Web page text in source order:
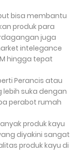
bisa membantu
produk para
juga
intelegance
hingga tepat
Perancis atau
suka dengan
perabot rumah
produk kayu
diyakini sangat
produk kayu di